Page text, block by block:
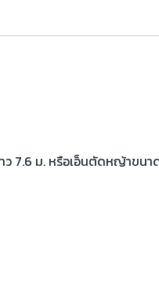
7.6 ม. หรือเอ็นตัดหญ้าขนาด